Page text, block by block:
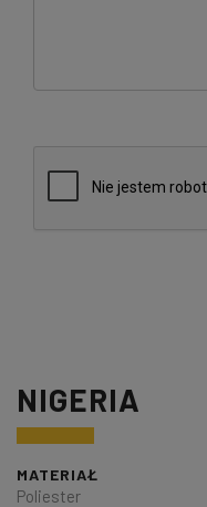
NIGERIA
MATERIAŁ
Poliester